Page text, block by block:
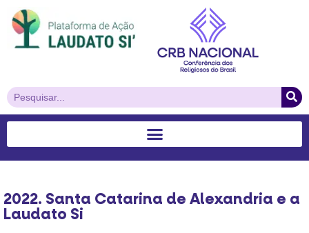
2022. Santa Catarina de Alexandria e a
Laudato Si